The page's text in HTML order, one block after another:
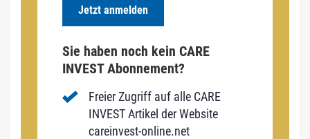
Jetzt anmelden
Sie haben noch kein CARE
INVEST Abonnement?
Freier Zugriff auf alle CARE
INVEST Artikel der Website
careinvest-online.net